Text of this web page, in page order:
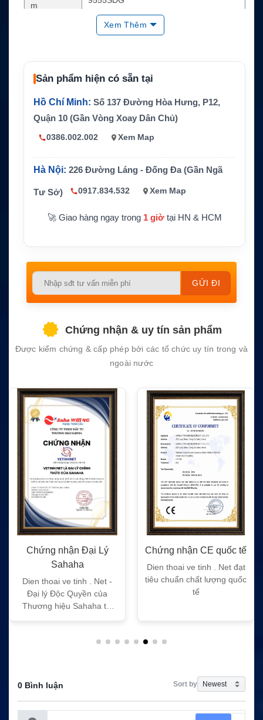
m
Dock rảnh tay cho điện thoại vệ tinh
Mạng vệ tin
h
Iridium
Kết nối và d
ữ liệu
Bluetooth, USB data, SMS, SBD, Circuit S
witched Data
Tính năng q
Sạc Iridium 9555, anten ngoài, tracking, a
Nguồn cấp 9–32V DC
Ứng dụng
Xe chuyên dụng, tàu thuyền, trạm kỹ thuậ
t, liên lạc vệ tinh dự phòng
Xem Thêm
Sản phẩm hiện có sẵn tại
Hồ Chí Minh: Số 137 Đường Hòa Hưng, P12,
Quận 10 (Gần Vòng Xoay Dân Chủ)
0386.002.002 Xem Map
Hà Nội: 226 Đường Láng - Đống Đa (Gần Ngã
Tư Sở) 0917.834.532 Xem Map
🚀 Giao hàng ngay trong 1 giờtại HN & HCM
Please
empty.
Chứng nhận & uy tín sản phẩm
Được kiểm chứng & cấp phép bởi các tổ chức uy tín trong và
ngoài nước
Chứng nhận Đại Lý
Sahaha
Dien thoai ve tinh . Net -
Đại lý Độc Quyền của
Thương hiệu Sahaha tại
Chứng nhận CE quốc tế
Dien thoai ve tinh . Net đạt
tiêu chuẩn chất lượng quốc
tế
0 Bình luận Sort by